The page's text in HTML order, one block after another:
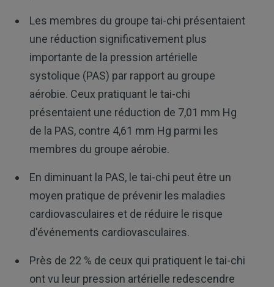
Les membres du groupe tai-chi présentaient
une réduction significativement plus
importante de la pression artérielle
systolique (PAS) par rapport au groupe
aérobie. Ceux pratiquant le tai-chi
présentaient une réduction de 7,01 mm Hg
de la PAS, contre 4,61 mm Hg parmi les
membres du groupe aérobie.
En diminuant la PAS, le tai-chi peut être un
moyen pratique de prévenir les maladies
cardiovasculaires et de réduire le risque
d'événements cardiovasculaires.
Près de 22 % de ceux qui pratiquent le tai-chi
ont vu leur pression artérielle redescendre